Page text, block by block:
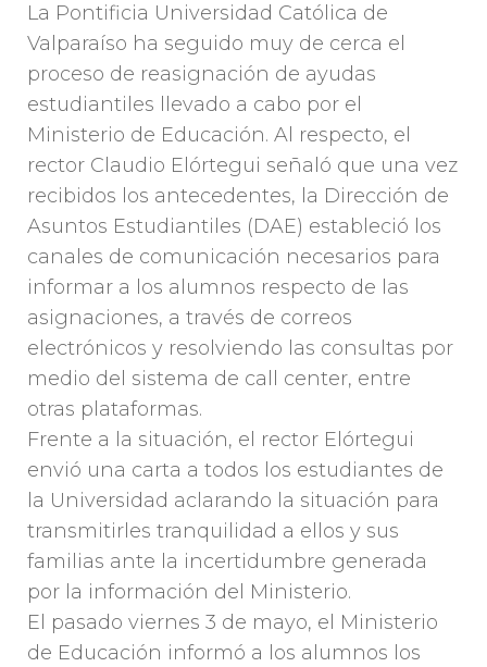
La Pontificia Universidad Católica de
Valparaíso ha seguido muy de cerca el
proceso de reasignación de ayudas
estudiantiles llevado a cabo por el
Ministerio de Educación. Al respecto, el
rector Claudio Elórtegui señaló que una vez
recibidos los antecedentes, la Dirección de
Asuntos Estudiantiles (DAE) estableció los
canales de comunicación necesarios para
informar a los alumnos respecto de las
asignaciones, a través de correos
electrónicos y resolviendo las consultas por
medio del sistema de call center, entre
otras plataformas.
Frente a la situación, el rector Elórtegui
envió una carta a todos los estudiantes de
la Universidad aclarando la situación para
transmitirles tranquilidad a ellos y sus
familias ante la incertidumbre generada
por la información del Ministerio.
El pasado viernes 3 de mayo, el Ministerio
de Educación informó a los alumnos los